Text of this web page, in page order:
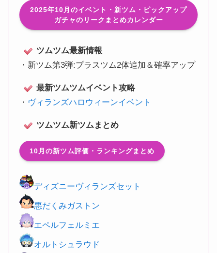
2025年10月のイベント・新ツム・ピックアップ
ガチャのリークまとめカレンダー
ツムツム最新情報
・ 新ツム第3弾:プラスツム2体追加＆確率アップ
最新ツムツムイベント攻略
・ ヴィランズハロウィーンイベント
ツムツム新ツムまとめ
10月の新ツム評価・ランキングまとめ
ディズニーヴィランズセット
悪だくみガストン
エペルフェルミエ
オルトシュラウド